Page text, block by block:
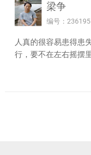
梁争
编号：
人真的很容易患得患
行，要不在左右摇摆